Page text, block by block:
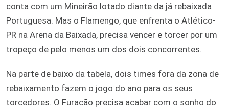
conta com um Mineirão lotado diante da já rebaixada
Portuguesa. Mas o Flamengo, que enfrenta o Atlético-
PR na Arena da Baixada, precisa vencer e torcer por um
tropeço de pelo menos um dos dois concorrentes.
Na parte de baixo da tabela, dois times fora da zona de
rebaixamento fazem o jogo do ano para os seus
torcedores. O Furacão precisa acabar com o sonho do